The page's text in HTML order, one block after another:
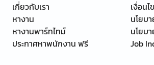
เกี่ยวกับเรา
หางาน
หางานพาร์ทไทม์
ประกาศหาพนักงาน ฟรี
เงื่อน
นโยบ
นโยบ
Job